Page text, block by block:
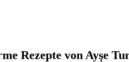
Rezepte von Ayşe